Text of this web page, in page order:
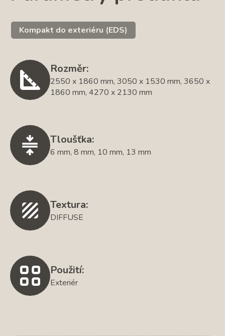
Kompakt do exteriéru (EDS)
Rozměr:
2550 x 1860 mm, 3050 x 1530 mm, 3650 x
1860 mm, 4270 x 2130 mm
Tloušťka:
6 mm, 8 mm, 10 mm, 13 mm
Textura:
DIFFUSE
Použití:
Exteriér